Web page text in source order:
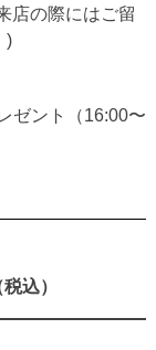
店の際にはご留
)
ゼント（16:00〜
込）